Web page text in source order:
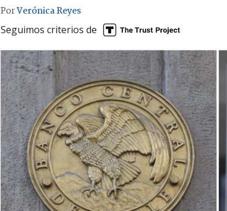
PorVerónica Reyes
Seguimos criterios de